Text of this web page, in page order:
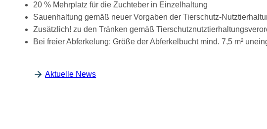
20 % Mehrplatz für die Zuchteber in Einzelhaltung
Sauenhaltung gemäß neuer Vorgaben der Tierschutz-
Zusätzlich! zu den Tränken gemäß
Bei freier Abferkelung: Größe der Abferkelbucht mind. 7,5 m²
Aktuelle News